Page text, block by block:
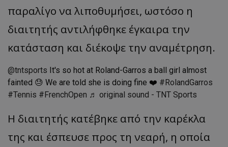
παραλίγο να λιποθυμήσει, ωστόσο η
διαιτητής αντιλήφθηκε έγκαιρα την
κατάσταση και διέκοψε την αναμέτρηση.
@tntsports It's so hot at Roland-Garros a ball girl almost
fainted 😓 We are told she is doing fine ❤️ #RolandGarros
#Tennis #FrenchOpen ♬ original sound - TNT Sports
Η διαιτητής κατέβηκε από την καρέκλα
της και έσπευσε προς τη νεαρή, η οποία